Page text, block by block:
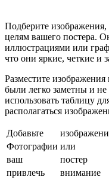
Подберите
целям вашего постера.
иллюстрациями или
что они яркие, четкие и
Разместите
были легко заметны и
использовать таблицу
располагаться
Добавьте
Фотографии или
ваш
постер
привлечь
внимание